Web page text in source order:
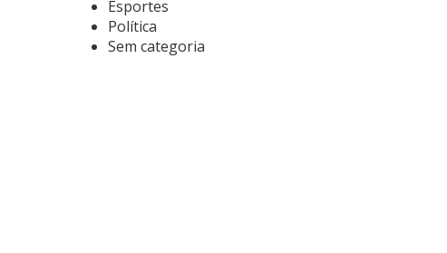
Esportes
Política
Sem categoria